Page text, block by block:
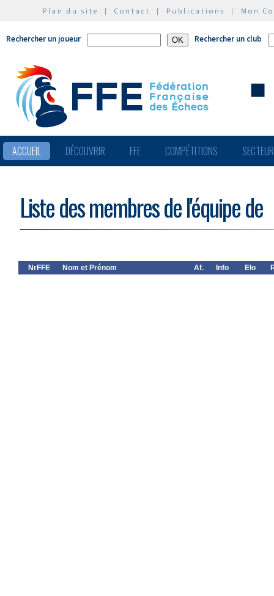
Plan du site | Contact | Publications | Mon
Rechercher un joueur Rechercher un club
ACCUEIL DÉCOUVRIR FFE COMPÉTITIONS
Liste des membres de l'équipe de
NrFFE Nom et Prénom Af. Info Elo